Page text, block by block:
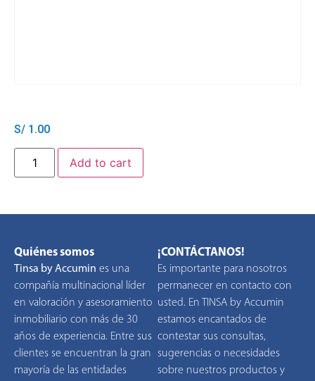
S/ 1.00
Add to cart
Quiénes somos
Tinsa by Accumin es una
compañía multinacional líder
en valoración y asesoramiento
inmobiliario con más de 30
años de experiencia. Entre sus
clientes se encuentran la gran
mayoría de las entidades
¡CONTÁCTANOS!
Es importante para nosotros
permanecer en contacto con
usted. En TINSA by Accumin
estamos encantados de
contestar sus consultas,
sugerencias o necesidades
sobre nuestros productos y